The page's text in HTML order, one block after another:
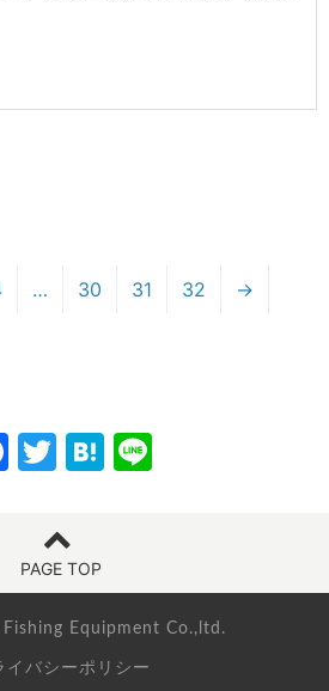
… 30 31 32 →
F
e
b
o
o
T
itt
er
H
a
PAGE TOP
Equipment Co.,ltd.
イバシーポリシー